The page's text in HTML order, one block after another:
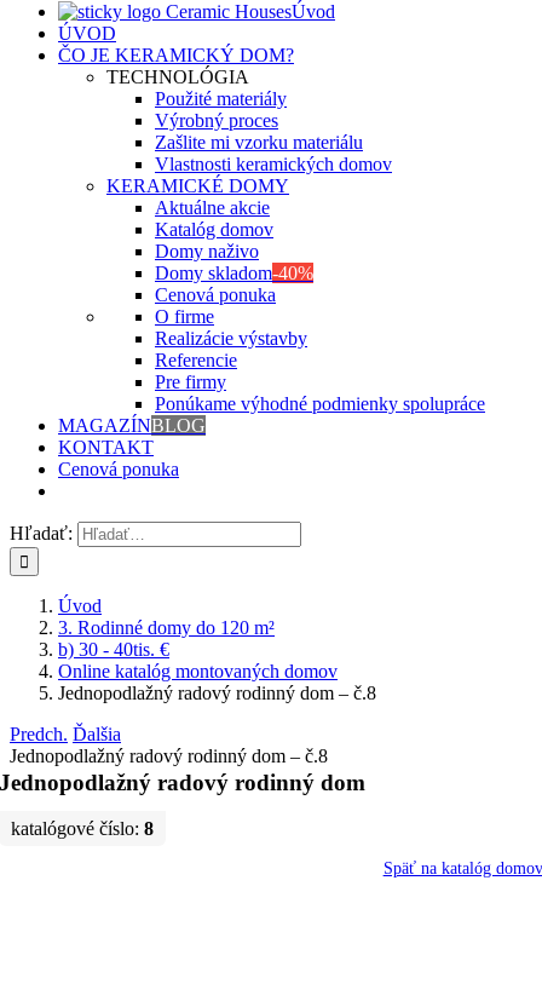
Úvod
ÚVOD
ČO JE KERAMICKÝ DOM?
TECHNOLÓGIA
Použité materiály
Výrobný proces
Zašlite mi vzorku materiálu
Vlastnosti keramických domov
KERAMICKÉ DOMY
Aktuálne akcie
Katalóg domov
Domy naživo
Domy skladom-40%
Cenová ponuka
O firme
Realizácie výstavby
Referencie
Pre firmy
Ponúkame výhodné podmienky spolupráce
MAGAZÍNBLOG
KONTAKT
Cenová ponuka
Hľadať:
Úvod
3. Rodinné domy do 120 m²
b) 30 - 40tis. €
Online katalóg montovaných domov
Jednopodlažný radový rodinný dom – č.8
Predch. Ďalšia
Jednopodlažný radový rodinný dom – č.8
Jednopodlažný radový rodinný dom
katalógové číslo:8
Späť na katalóg domov